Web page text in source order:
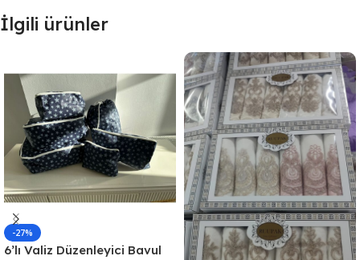
İlgili ürünler
-27%
6’lı Valiz Düzenleyici Bavul